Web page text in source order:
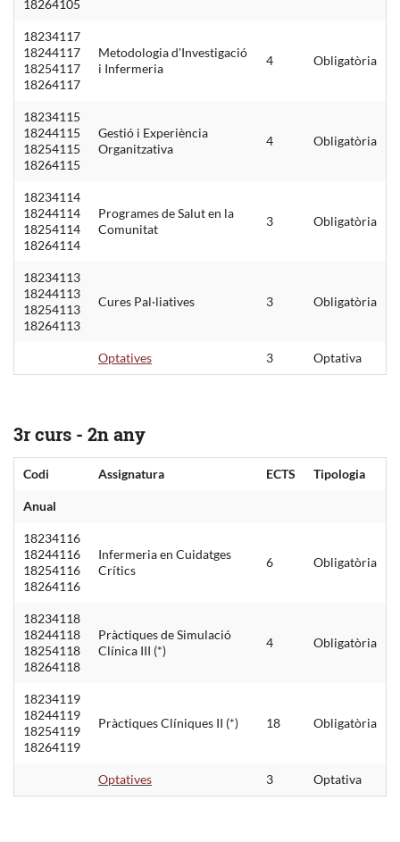
18264105
18234117
18244117
18254117
18264117
Metodologia d'Investigació
i Infermeria
4 Obligatòria
18234115
18244115
18254115
18264115
Gestió i Experiència
Organitzativa
4 Obligatòria
18234114
18244114
18254114
18264114
Programes de Salut en la
Comunitat
3 Obligatòria
18234113
18244113
18254113
18264113
Cures Pal·liatives 3 Obligatòria
Optatives 3 Optativa
3r curs - 2n any
Codi Assignatura ECTS Tipologia
Anual
18234116
18244116
18254116
18264116
Infermeria en Cuidatges
Crítics
6 Obligatòria
18234118
18244118
18254118
18264118
Pràctiques de Simulació
Clínica III (*)
4 Obligatòria
18234119
18244119
18254119
18264119
Pràctiques Clíniques II (*) 18 Obligatòria
Optatives 3 Optativa